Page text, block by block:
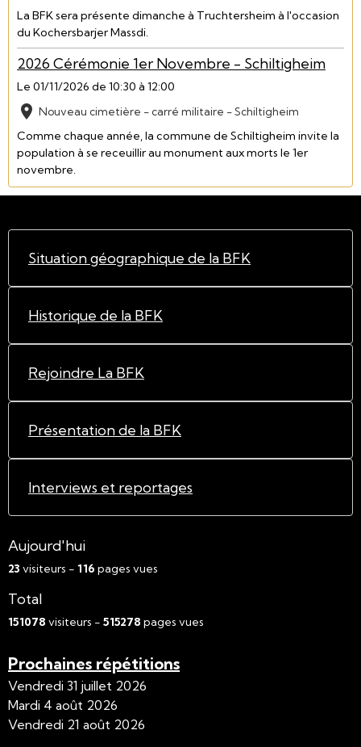
La BFK sera présente dimanche à Truchtersheim à l'occasion
du Kochersbarjer Massdi.
2026 Cérémonie 1er Novembre - Schiltigheim
Le 01/11/2026 de 10:30 à 12:00
Nouveau cimetière - carré militaire - Schiltigheim
Comme chaque année, la commune de Schiltigheim invite la
population à se receuillir au monument aux morts le 1er
novembre.
Situation géographique de la BFK
Historique de la BFK
Rejoindre La BFK
Présentation de la BFK
Interviews et reportages
Aujourd'hui
23 visiteurs - 116 pages vues
Total
151078 visiteurs - 515278 pages vues
Prochaines répétitions
Vendredi 31 juillet 2026
Mardi 4 août 2026
Vendredi 21 août 2026